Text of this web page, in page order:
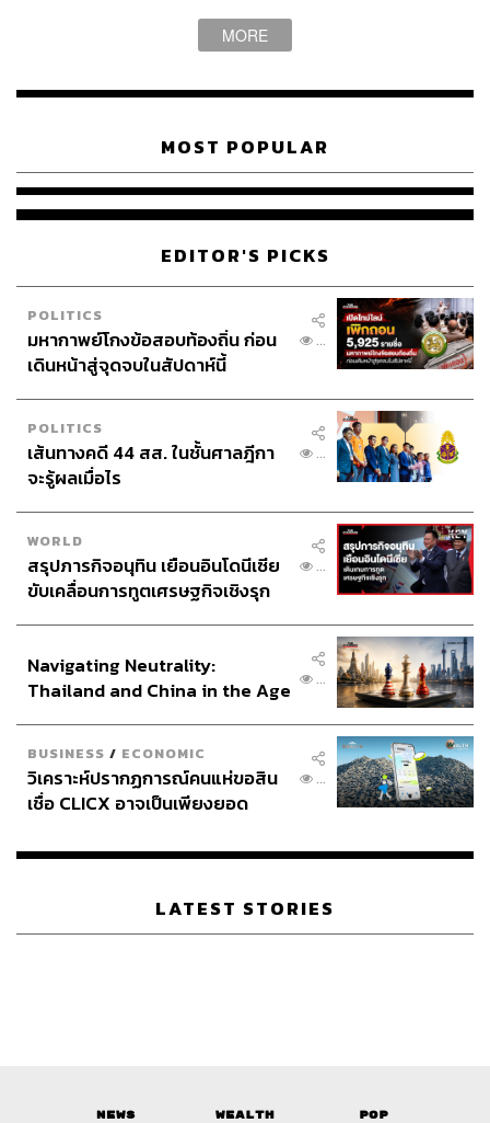
MORE
MOST POPULAR
EDITOR'S PICKS
POLITICS
มหากาพย์โกงข้อสอบท้องถิ่น ก่อน
เดินหน้าสู่จุดจบในสัปดาห์นี้
...
POLITICS
เส้นทางคดี 44 สส. ในชั้นศาลฎีกา
จะรู้ผลเมื่อไร
...
WORLD
สรุปภารกิจอนุทิน เยือนอินโดนีเซีย
ขับเคลื่อนการทูตเศรษฐกิจเชิงรุก
...
Navigating Neutrality:
Thailand and China in the Age
...
BUSINESS / ECONOMIC
วิเคราะห์ปรากฏการณ์คนแห่ขอสิน
เชื่อ CLICX อาจเป็นเพียงยอด
เรือนไทยที่ถูกซุกไว้
...
LATEST STORIES
News Wealth Pop